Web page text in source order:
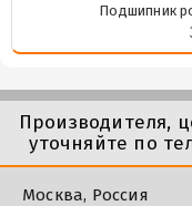
Подшипник
Производителя,
уточняйте по
Москва, Россия